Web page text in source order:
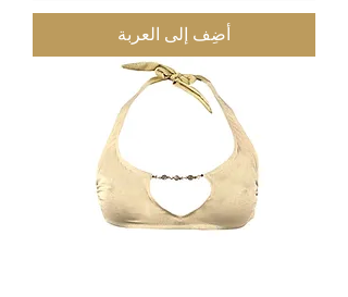
أضِف إلى العربة